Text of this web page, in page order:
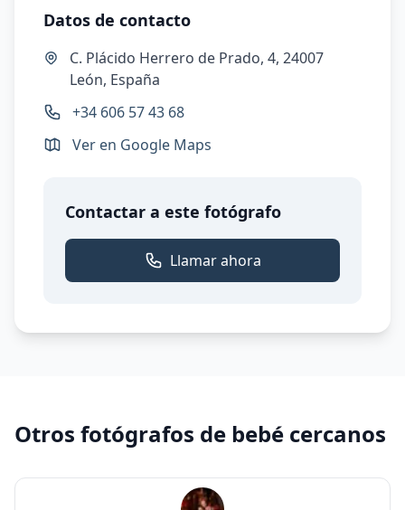
Datos de contacto
C. Plácido Herrero de Prado, 4, 24007
León, España
+34 606 57 43 68
Ver en Google Maps
Contactar a este fotógrafo
Llamar ahora
Otros fotógrafos de bebé cercanos